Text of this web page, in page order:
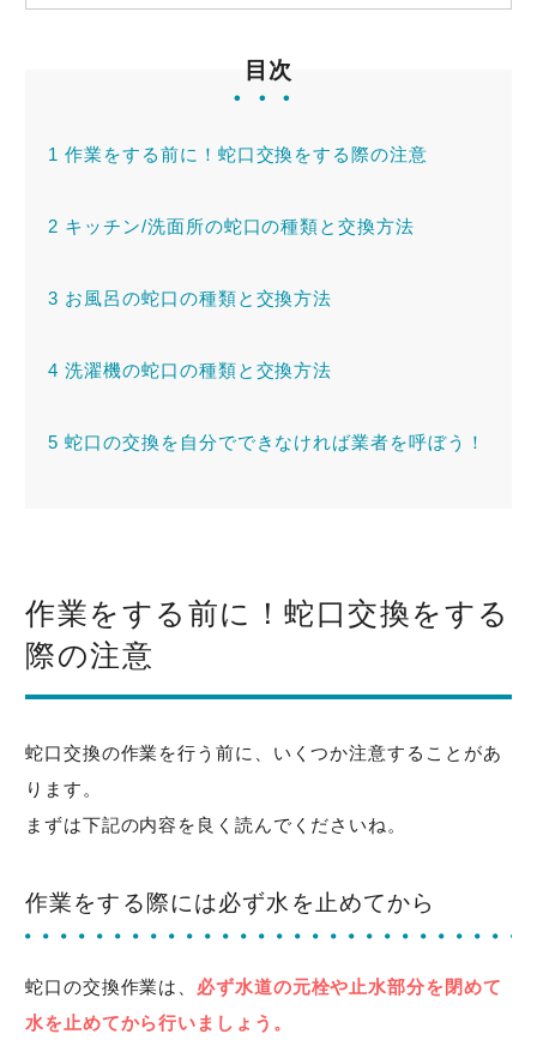
目次
1 作業をする前に！蛇口交換をする際の注意
2 キッチン/洗面所の蛇口の種類と交換方法
3 お風呂の蛇口の種類と交換方法
4 洗濯機の蛇口の種類と交換方法
5 蛇口の交換を自分でできなければ業者を呼ぼう！
作業をする前に！蛇口交換をする
際の注意
蛇口交換の作業を行う前に、いくつか注意することがあ
ります。
まずは下記の内容を良く読んでくださいね。
作業をする際には必ず水を止めてから
蛇口の交換作業は、 必ず水道の元栓や止水部分を閉めて
水を止めてから行いましょう。